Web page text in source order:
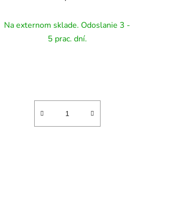
Na externom sklade. Odoslanie 3 -
5 prac. dní.